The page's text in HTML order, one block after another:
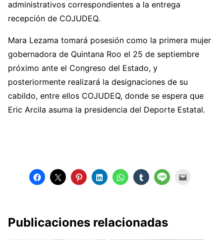
administrativos correspondientes a la entrega
recepción de COJUDEQ.
Mara Lezama tomará posesión como la primera mujer
gobernadora de Quintana Roo el 25 de septiembre
próximo ante el Congreso del Estado, y
posteriormente realizará la designaciones de su
cabildo, entre ellos COJUDEQ, donde se espera que
Eric Arcila asuma la presidencia del Deporte Estatal.
Publicaciones relacionadas